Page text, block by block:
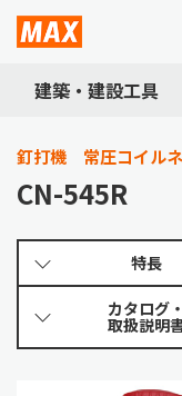
建築・建設工具
釘打機 常圧コイル
CN-545R
特長
カタログ・
取扱説明